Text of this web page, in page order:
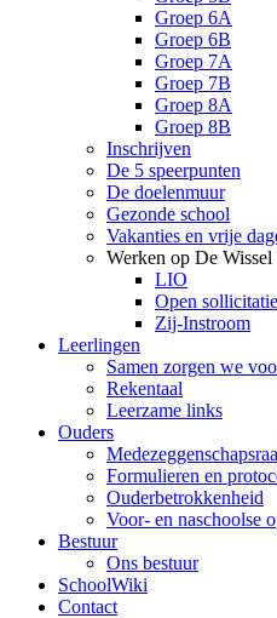
Groep 6A
Groep 6B
Groep 7A
Groep 7B
Groep 8A
Groep 8B
Inschrijven
De 5 speerpunten
De doelenmuur
Gezonde school
Vakanties en vrije
Werken op De Wissel
LIO
Open sollicitatie
Zij-Instroom
Leerlingen
Samen zorgen we
Rekentaal
Leerzame links
Ouders
Formulieren en
Ouderbetrokkenheid
Voor- en naschoolse
Bestuur
Ons bestuur
SchoolWiki
Contact